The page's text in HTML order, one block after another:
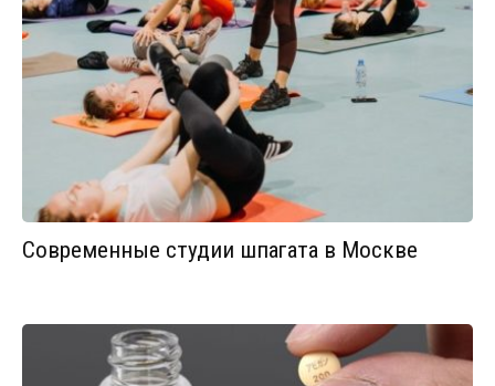
Современные студии шпагата в Москве